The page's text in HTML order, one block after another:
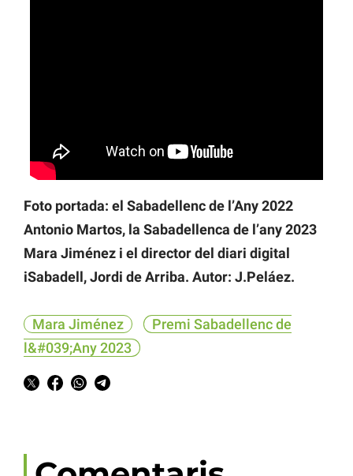
Foto portada: el Sabadellenc de l’Any 2022
Antonio Martos, la Sabadellenca de l’any 2023
Mara Jiménez i el director del diari digital
iSabadell, Jordi de Arriba. Autor: J.Peláez.
Mara Jiménez
Premi Sabadellenc de
l&#039;Any 2023